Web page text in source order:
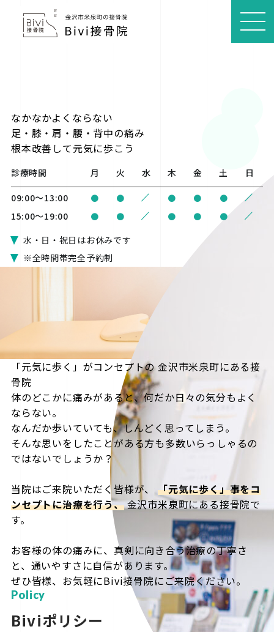
MEN
U
なかなかよくならない
足・膝・肩・腰・背中の痛み
根本改善 して元気に歩こう
診療時間 月 火 水 木 金 土 日
09:00〜13:00 ● ● / ● ● ● /
15:00〜19:00 ● ● / ● ● ● /
水・日・祝日はお休みです
※全時間帯完全予約制
「元気に歩く」がコンセプトの金沢市米泉町にある接
骨院
体のどこかに痛みがあると、何だか日々の気分もよく
ならない。
なんだか歩いていても、しんどく思ってしまう。
そんな思いをしたことがある方も多数いらっしゃるの
ではないでしょうか？
当院はご来院いただく皆様が、
「元気に歩く」事をコ
ンセプトに治療を行う、金沢市米泉町にある接骨院で
す。
お客様の体の痛みに、真剣に向き合う治療の丁寧さ
と、通いやすさに自信があります。
ぜひ皆様、お気軽にBivi接骨院にご来院ください。
Policy
Biviポリシー